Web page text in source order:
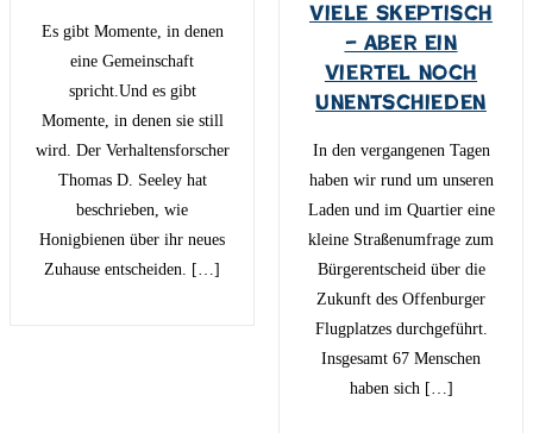
Es gibt Momente, in denen
eine Gemeinschaft
spricht.Und es gibt
Momente, in denen sie still
wird. Der Verhaltensforscher
Thomas D. Seeley hat
beschrieben, wie
Honigbienen über ihr neues
Zuhause entscheiden. […]
Viele skeptisch
– aber ein
Viertel noch
unentschieden
In den vergangenen Tagen
haben wir rund um unseren
Laden und im Quartier eine
kleine Straßenumfrage zum
Bürgerentscheid über die
Zukunft des Offenburger
Flugplatzes durchgeführt.
Insgesamt 67 Menschen
haben sich […]